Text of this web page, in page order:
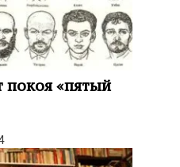
покоя «пятый